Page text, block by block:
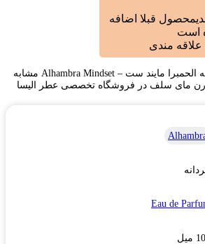
محصول قبلا اضافه
است
علاقه مندی
قیمت و خرید ادکلن مردانه الحمبرا مایند ست – Alhambra Mindset مشابه
مای سلف در فروشگاه تخصصی عطر الیسا
Eau de
میل